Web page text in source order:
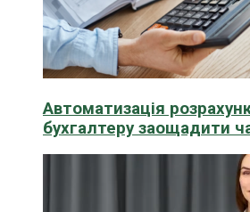
Автоматизація
бухгалтеру заощадити